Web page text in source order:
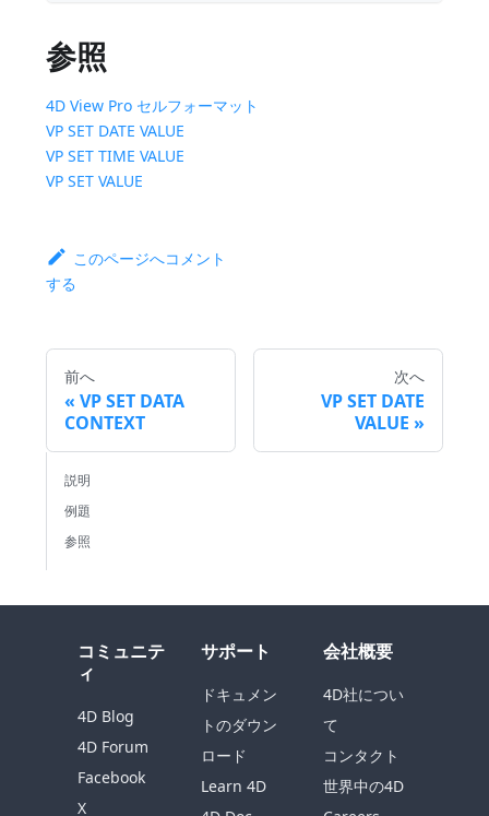
参照
4D View Pro セルフォーマット
VP SET DATE VALUE
VP SET TIME VALUE
VP SET VALUE
このページへコメント
する
前へ
VP SET DATA
CONTEXT
次へ
VP SET DATE
VALUE
説明
例題
参照
コミュニテ
ィ
4D Blog
4D Forum
Facebook
X
サポート
ドキュメン
トのダウン
ロード
Learn 4D
会社概要
4D社につい
て
コンタクト
世界中の4D